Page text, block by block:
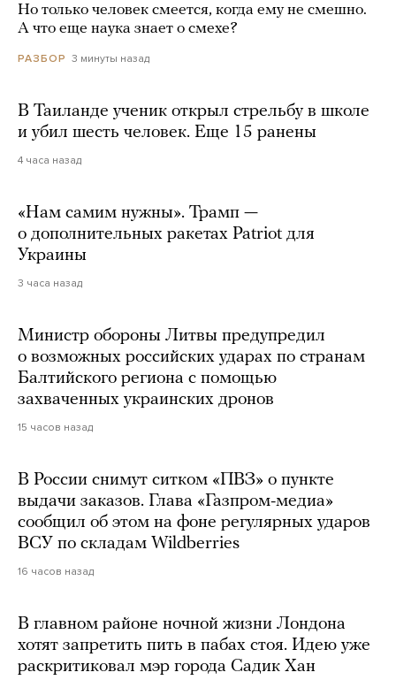
Но только человек смеется, когда ему не смешно.
А что еще наука знает о смехе?
РАЗБОР 3 минуты назад
В Таиланде ученик открыл стрельбу в школе
и убил шесть человек. Еще 15 ранены
4 часа назад
«Нам самим нужны». Трамп —
о дополнительных ракетах Patriot для
Украины
3 часа назад
Министр обороны Литвы предупредил
о возможных российских ударах по странам
Балтийского региона с помощью
захваченных украинских дронов
15 часов назад
В России снимут ситком «ПВЗ» о пункте
выдачи заказов. Глава «Газпром-медиа»
сообщил об этом на фоне регулярных ударов
ВСУ по складам Wildberries
16 часов назад
В главном районе ночной жизни Лондона
хотят запретить пить в пабах стоя. Идею уже
раскритиковал мэр города Садик Хан